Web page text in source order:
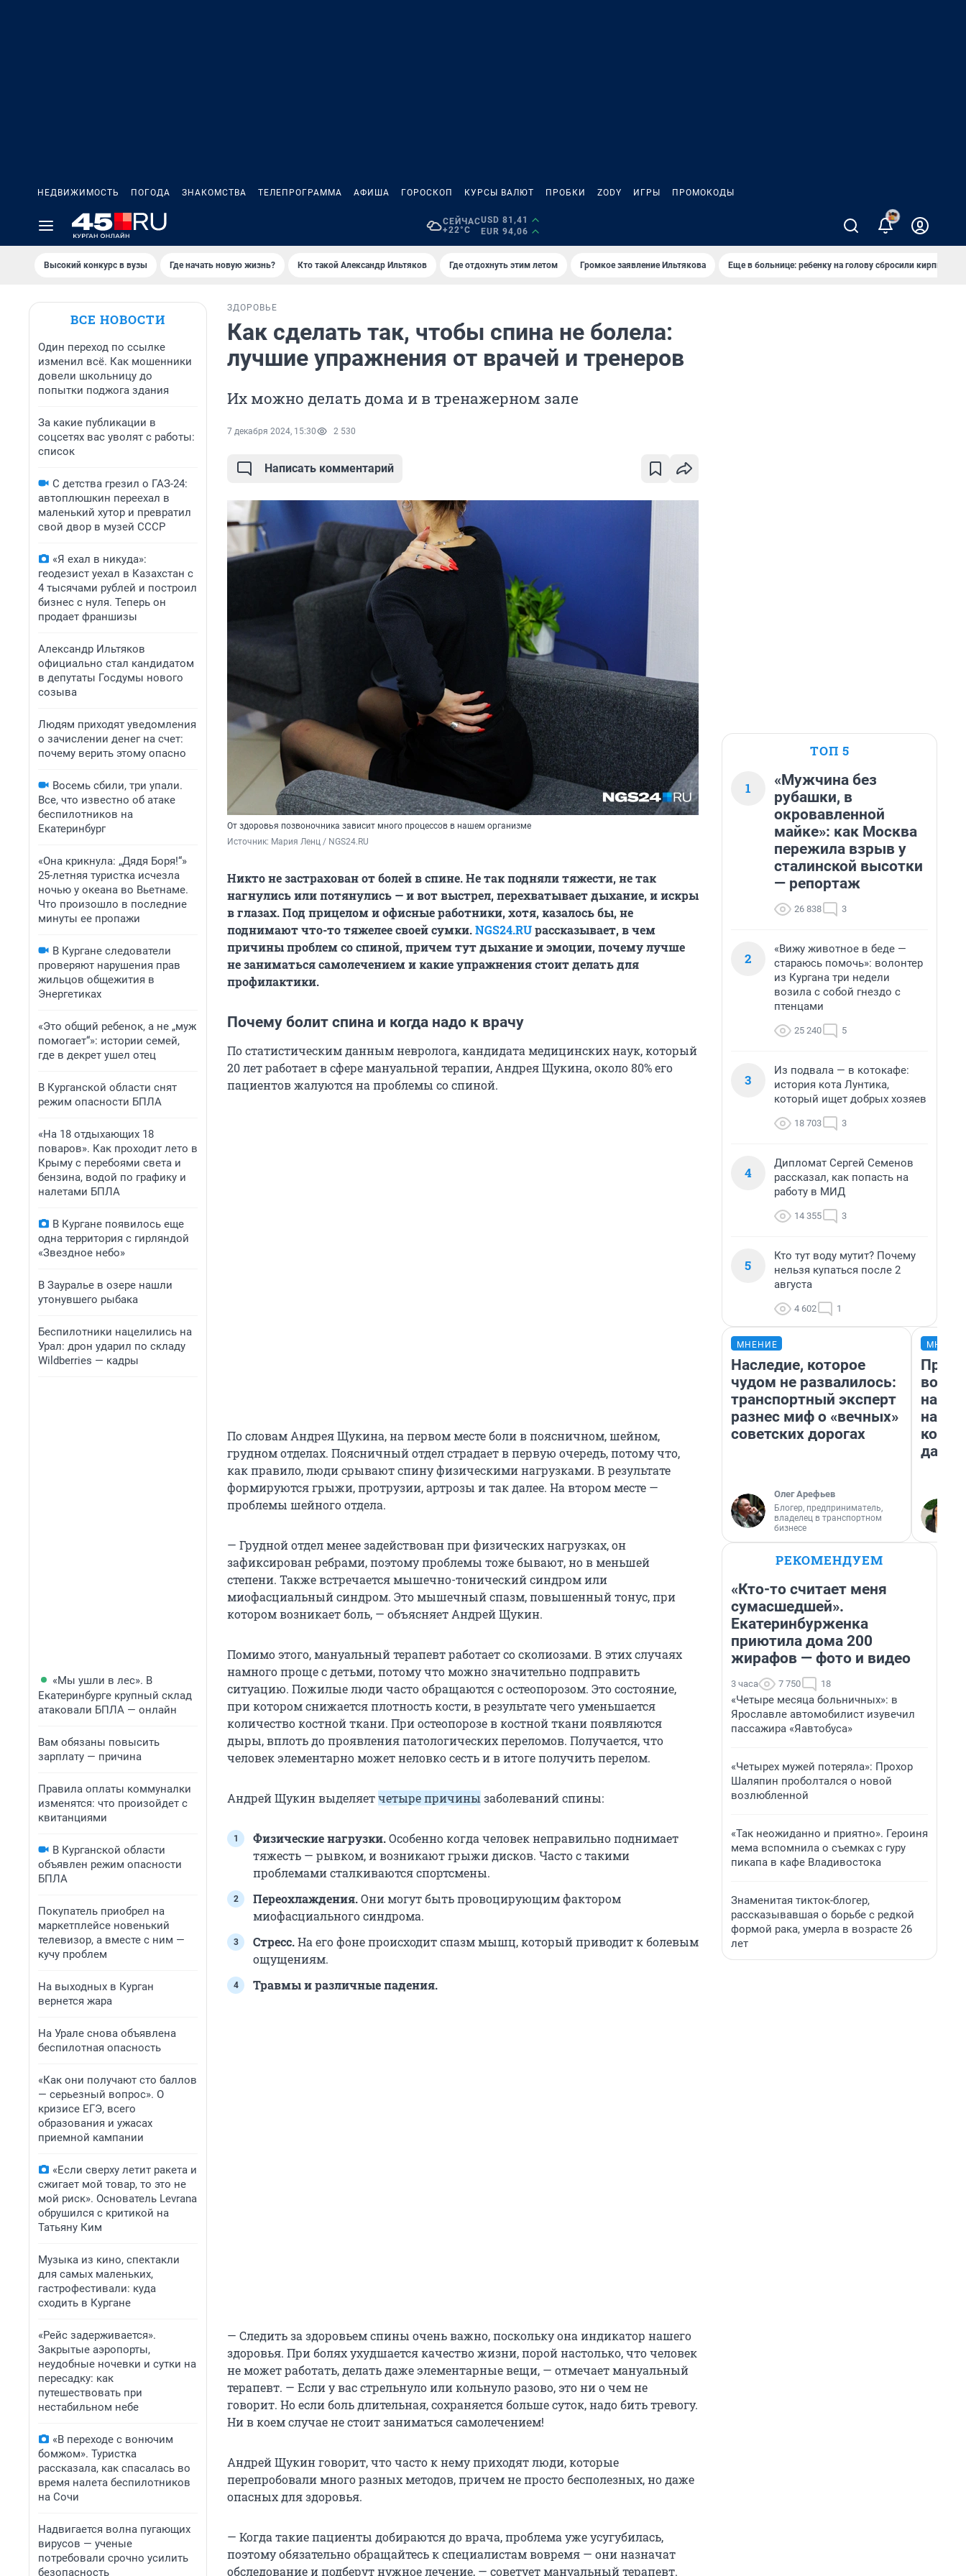
НЕДВИЖИМОСТЬ ПОГОДА ЗНАКОМСТВА ТЕЛЕПРОГРАММА АФИША ГОРОСКОП КУРСЫ ВАЛЮТ ПРОБКИ ZODY ИГРЫ ПРОМОКОДЫ
СЕЙЧАС
+22°C
USD 81,41
EUR 94,06
Высокий конкурс в вузы Где начать новую жизнь? Кто такой Александр Ильтяков Где отдохнуть этим летом Громкое заявление Ильтякова Еще в больнице: ребенку на голову сбросили кирпич
ВСЕ НОВОСТИ
Один переход по ссылке
изменил всё. Как мошенники
довели школьницу до
попытки поджога здания
За какие публикации в
соцсетях вас уволят с работы:
список
С детства грезил о ГАЗ-24:
автоплюшкин переехал в
маленький хутор и превратил
свой двор в музей СССР
«Я ехал в никуда»:
геодезист уехал в Казахстан с
4 тысячами рублей и построил
бизнес с нуля. Теперь он
продает франшизы
Александр Ильтяков
официально стал кандидатом
в депутаты Госдумы нового
созыва
Людям приходят уведомления
о зачислении денег на счет:
почему верить этому опасно
Восемь сбили, три упали.
Все, что известно об атаке
беспилотников на
Екатеринбург
«Она крикнула: „Дядя Боря!“»
25-летняя туристка исчезла
ночью у океана во Вьетнаме.
Что произошло в последние
минуты ее пропажи
В Кургане следователи
проверяют нарушения прав
жильцов общежития в
Энергетиках
«Это общий ребенок, а не „муж
помогает“»: истории семей,
где в декрет ушел отец
В Курганской области снят
режим опасности БПЛА
«На 18 отдыхающих 18
поваров». Как проходит лето в
Крыму с перебоями света и
бензина, водой по графику и
налетами БПЛА
В Кургане появилось еще
одна территория с гирляндой
«Звездное небо»
В Зауралье в озере нашли
утонувшего рыбака
Беспилотники нацелились на
Урал: дрон ударил по складу
Wildberries — кадры
«Мы ушли в лес». В
Екатеринбурге крупный склад
атаковали БПЛА — онлайн
Вам обязаны повысить
зарплату — причина
Правила оплаты коммуналки
изменятся: что произойдет с
квитанциями
В Курганской области
объявлен режим опасности
БПЛА
Покупатель приобрел на
маркетплейсе новенький
телевизор, а вместе с ним —
кучу проблем
На выходных в Курган
вернется жара
На Урале снова объявлена
беспилотная опасность
«Как они получают сто баллов
— серьезный вопрос». О
кризисе ЕГЭ, всего
образования и ужасах
приемной кампании
«Если сверху летит ракета и
сжигает мой товар, то это не
мой риск». Основатель Levrana
обрушился с критикой на
Татьяну Ким
Музыка из кино, спектакли
для самых маленьких,
гастрофестивали: куда
сходить в Кургане
«Рейс задерживается».
Закрытые аэропорты,
неудобные ночевки и сутки на
пересадку: как
путешествовать при
нестабильном небе
«В переходе с вонючим
бомжом». Туристка
рассказала, как спасалась во
время налета беспилотников
на Сочи
Надвигается волна пугающих
вирусов — ученые
потребовали срочно усилить
безопасность
ЗДОРОВЬЕ
Как сделать так, чтобы спина не болела:
лучшие упражнения от врачей и тренеров
Их можно делать дома и в тренажерном зале
7 декабря 2024, 15:30 2 530
Написать комментарий
От здоровья позвоночника зависит много процессов в нашем организме
Источник: Мария Ленц / NGS24.RU
Никто не застрахован от болей в спине. Не так подняли тяжести, не так
нагнулись или потянулись — и вот выстрел, перехватывает дыхание, и искры
в глазах. Под прицелом и офисные работники, хотя, казалось бы, не
поднимают что-то тяжелее своей сумки.NGS24.RUрассказывает, в чем
причины проблем со спиной, причем тут дыхание и эмоции, почему лучше
не заниматься самолечением и какие упражнения стоит делать для
профилактики.
Почему болит спина и когда надо к врачу
По статистическим данным невролога, кандидата медицинских наук, который
20 лет работает в сфере мануальной терапии, Андрея Щукина, около 80% его
пациентов жалуются на проблемы со спиной.
По словам Андрея Щукина, на первом месте боли в поясничном, шейном,
грудном отделах. Поясничный отдел страдает в первую очередь, потому что,
как правило, люди срывают спину физическими нагрузками. В результате
формируются грыжи, протрузии, артрозы и так далее. На втором месте —
проблемы шейного отдела.
— Грудной отдел менее задействован при физических нагрузках, он
зафиксирован ребрами, поэтому проблемы тоже бывают, но в меньшей
степени. Также встречается мышечно-тонический синдром или
миофасциальный синдром. Это мышечный спазм, повышенный тонус, при
котором возникает боль, — объясняет Андрей Щукин.
Помимо этого, мануальный терапевт работает со сколиозами. В этих случаях
намного проще с детьми, потому что можно значительно подправить
ситуацию. Пожилые люди часто обращаются с остеопорозом. Это состояние,
при котором снижается плотность кости, в результате чего уменьшается
количество костной ткани. При остеопорозе в костной ткани появляются
дыры, вплоть до проявления патологических переломов. Получается, что
человек элементарно может неловко сесть и в итоге получить перелом.
Андрей Щукин выделяетчетыре причины заболеваний спины:
Физические нагрузки.Особенно когда человек неправильно поднимает
тяжесть — рывком, и возникают грыжи дисков. Часто с такими
проблемами сталкиваются спортсмены.
Переохлаждения.Они могут быть провоцирующим фактором
миофасциального синдрома.
Стресс.На его фоне происходит спазм мышц, который приводит к болевым
ощущениям.
Травмы и различные падения.
— Следить за здоровьем спины очень важно, поскольку она индикатор нашего
здоровья. При болях ухудшается качество жизни, порой настолько, что человек
не может работать, делать даже элементарные вещи, — отмечает мануальный
терапевт. — Если у вас стрельнуло или кольнуло разово, это ни о чем не
говорит. Но если боль длительная, сохраняется больше суток, надо бить тревогу.
Ни в коем случае не стоит заниматься самолечением!
Андрей Щукин говорит, что часто к нему приходят люди, которые
перепробовали много разных методов, причем не просто бесполезных, но даже
опасных для здоровья.
— Когда такие пациенты добираются до врача, проблема уже усугубилась,
поэтому обязательно обращайтесь к специалистам вовремя — они назначат
обследование и подберут нужное лечение, — советует мануальный терапевт.
ТОП 5
1
«Мужчина без
рубашки, в
окровавленной
майке»: как Москва
пережила взрыв у
сталинской высотки
— репортаж
26 838 3
2
«Вижу животное в беде —
стараюсь помочь»: волонтер
из Кургана три недели
возила с собой гнездо с
птенцами
25 240 5
3
Из подвала — в котокафе:
история кота Лунтика,
который ищет добрых хозяев
18 703 3
4
Дипломат Сергей Семенов
рассказал, как попасть на
работу в МИД
14 355 3
5
Кто тут воду мутит? Почему
нельзя купаться после 2
августа
4 602 1
МНЕНИЕ
Наследие, которое
чудом не развалилось:
транспортный эксперт
разнес миф о «вечных»
советских дорогах
Олег Арефьев
Блогер, предприниматель,
владелец в транспортном
бизнесе
нам
даже
РЕКОМЕНДУЕМ
«Кто-то считает меня
сумасшедшей».
Екатеринбурженка
приютила дома 200
жирафов — фото и видео
3 часа 7 750 18
«Четыре месяца больничных»: в
Ярославле автомобилист изувечил
пассажира «Яавтобуса»
«Четырех мужей потеряла»: Прохор
Шаляпин проболтался о новой
возлюбленной
«Так неожиданно и приятно». Героиня
мема вспомнила о съемках с гуру
пикапа в кафе Владивостока
Знаменитая тикток-блогер,
рассказывавшая о борьбе с редкой
формой рака, умерла в возрасте 26
лет